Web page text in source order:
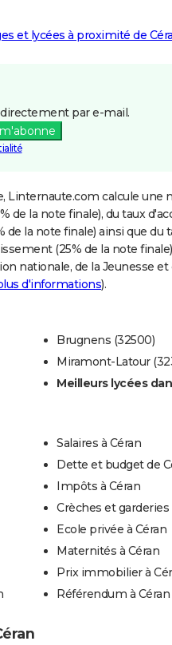
et lycées à proximité de
par e-mail.
Linternaute.com calcule une
de la note finale), du taux
de la note finale) ainsi que du
(25% de la note
nationale, de la Jeunesse et
d'informations).
Brugnens (32500)
Miramont-Latour
Meilleurs lycées
Salaires à Céran
Dette et budget de
Impôts à Céran
Crèches et garderies
Ecole privée à Céran
Maternités à Céran
Prix immobilier à
Référendum à Céran